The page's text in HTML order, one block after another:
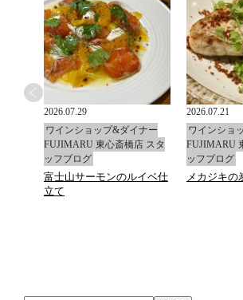
2026.07.29
ワインショップ&ダイナー
FUJIMARU 東心斎橋店 スタ
ッフブログ
富士山サーモンのルイベ仕
立て
2026.07.21
ワインショ
FUJIMARU
ッフブログ
メカジキの